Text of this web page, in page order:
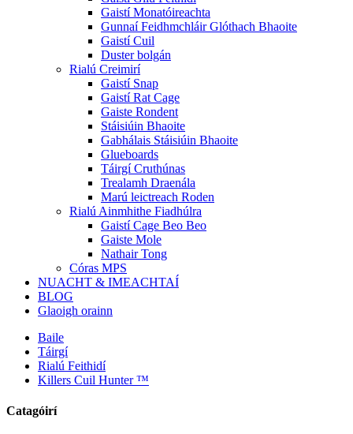
Gaistí Monatóireachta
Gunnaí Feidhmchláir Glóthach Bhaoite
Gaistí Cuil
Duster bolgán
Rialú Creimirí
Gaistí Snap
Gaistí Rat Cage
Gaiste Rondent
Stáisiúin Bhaoite
Gabhálais Stáisiúin Bhaoite
Glueboards
Táirgí Cruthúnas
Trealamh Draenála
Marú leictreach Roden
Rialú Ainmhithe Fiadhúlra
Gaistí Cage Beo Beo
Gaiste Mole
Nathair Tong
Córas MPS
NUACHT & IMEACHTAÍ
BLOG
Glaoigh orainn
Baile
Táirgí
Rialú Feithidí
Killers Cuil Hunter ™
Catagóirí